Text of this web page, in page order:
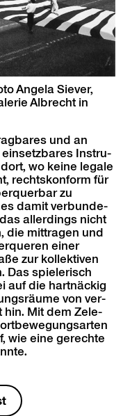
Angela Siev­er,
Albrecht in
und an
ein­set­zbares Instru­
wo keine legale
recht­skon­form für
zu
damit ver­bun­de­
allerd­ings nicht
die mit­tra­gen und
ein­er
zur kollek­tiv­en
Das spielerisch
auf die hart­näck­ig
von ver­
hin. Mit dem Zele­
wie eine gerechte